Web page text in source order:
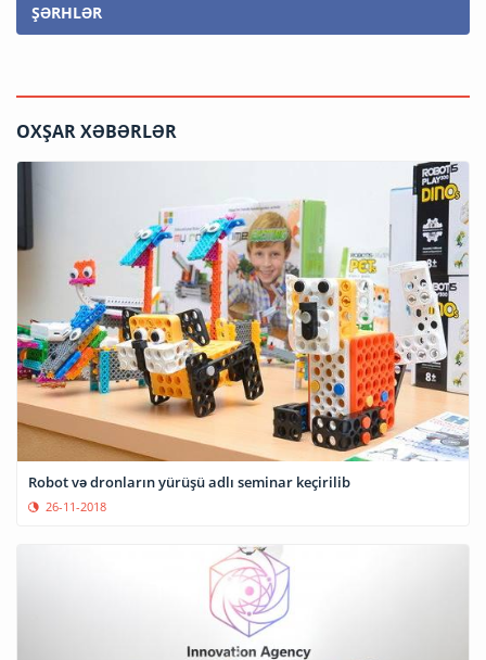
ŞƏRHLƏR
OXŞAR XƏBƏRLƏR
Robot və dronların yürüşü adlı seminar keçirilib
26-11-2018